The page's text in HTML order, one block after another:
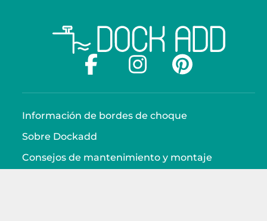
Información de bordes de choque
Sobre Dockadd
Consejos de mantenimiento y montaje